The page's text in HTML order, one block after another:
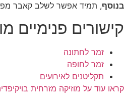
בנוסף, תמיד אפשר לשלב קאבר
קישורים פנימיים
זמר לחתונה
זמר לחופה
תקליטנים לאירועים
קראו עוד על מוזיקה מזרחית